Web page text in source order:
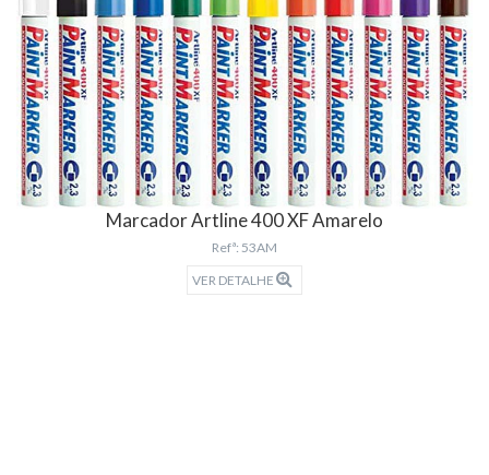
Marcador Artline 400 XF Amarelo
Refª: 53AM
VER DETALHE